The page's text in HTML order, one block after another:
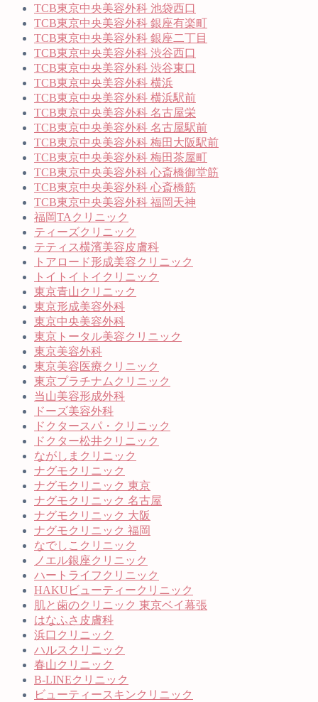
TCB東京中央美容外科 池袋西口
TCB東京中央美容外科 銀座有楽町
TCB東京中央美容外科 銀座二丁目
TCB東京中央美容外科 渋谷西口
TCB東京中央美容外科 渋谷東口
TCB東京中央美容外科 横浜
TCB東京中央美容外科 横浜駅前
TCB東京中央美容外科 名古屋栄
TCB東京中央美容外科 名古屋駅前
TCB東京中央美容外科 梅田大阪駅前
TCB東京中央美容外科 梅田茶屋町
TCB東京中央美容外科 心斎橋御堂筋
TCB東京中央美容外科 心斎橋筋
TCB東京中央美容外科 福岡天神
福岡TAクリニック
ティーズクリニック
テティス横濱美容皮膚科
トアロード形成美容クリニック
トイトイトイクリニック
東京青山クリニック
東京形成美容外科
東京中央美容外科
東京トータル美容クリニック
東京美容外科
東京美容医療クリニック
東京プラチナムクリニック
当山美容形成外科
ドーズ美容外科
ドクタースパ・クリニック
ドクター松井クリニック
ながしまクリニック
ナグモクリニック
ナグモクリニック 東京
ナグモクリニック 名古屋
ナグモクリニック 大阪
ナグモクリニック 福岡
なでしこクリニック
ノエル銀座クリニック
ハートライフクリニック
HAKUビューティークリニック
肌と歯のクリニック 東京ベイ幕張
はなふさ皮膚科
浜口クリニック
ハルスクリニック
春山クリニック
B-LINEクリニック
ビューティースキンクリニック